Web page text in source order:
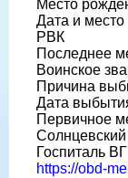
Место
Дата и место
РВК
Последнее
Воинское
Причина
Дата
Первичное
Госпиталь
https://obd-